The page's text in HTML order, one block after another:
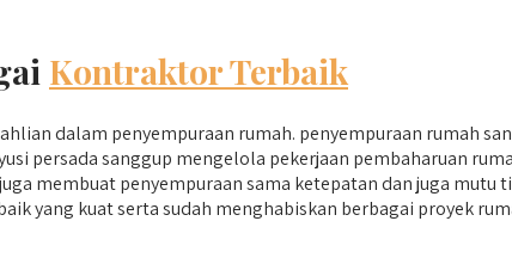
Kontraktor Terbaik
dalam penyempuraan rumah. penyempuraan rumah
persada sanggup mengelola pekerjaan pembaharuan
membuat penyempuraan sama ketepatan dan juga mutu
yang kuat serta sudah menghabiskan berbagai proyek